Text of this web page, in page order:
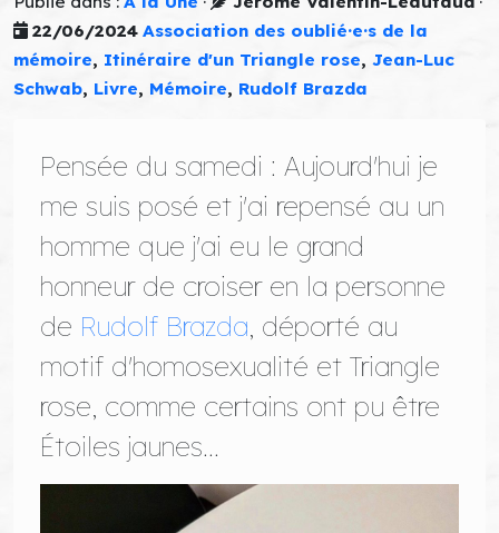
22/06/2024 Association des oublié·e·s de la
mémoire, Itinéraire d'un Triangle rose, Jean-Luc
Schwab, Livre, Mémoire, Rudolf Brazda
Pensée du samedi : Aujourd'hui je
me suis posé et j'ai repensé au un
homme que j'ai eu le grand
honneur de croiser en la personne
de Rudolf Brazda , déporté au
motif d'homosexualité et Triangle
rose, comme certains ont pu être
Étoiles jaunes...